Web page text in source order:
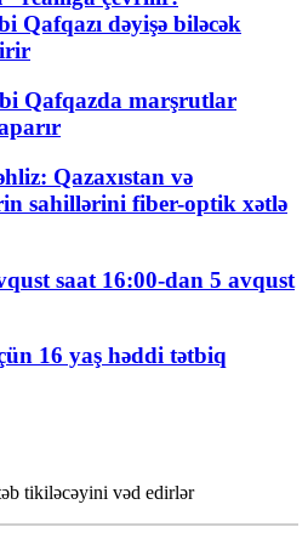
Qafqazı dəyişə biləcək
Qafqazda marşrutlar
Qazaxıstan və
sahillərini fiber-optik xətlə
saat 16:00-dan 5 avqust
16 yaş həddi tətbiq
tikiləcəyini vəd edirlər